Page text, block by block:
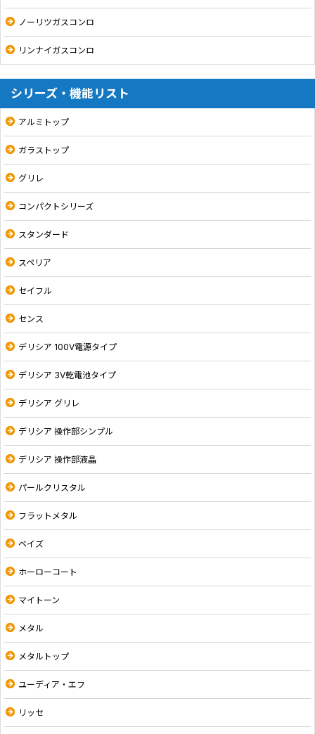
ノーリツガスコンロ
リンナイガスコンロ
シリーズ・機能リスト
アルミトップ
ガラストップ
グリレ
コンパクトシリーズ
スタンダード
スペリア
セイフル
センス
デリシア 100V電源タイプ
デリシア 3V乾電池タイプ
デリシア グリレ
デリシア 操作部シンプル
デリシア 操作部液晶
パールクリスタル
フラットメタル
ベイズ
ホーローコート
マイトーン
メタル
メタルトップ
ユーディア・エフ
リッセ